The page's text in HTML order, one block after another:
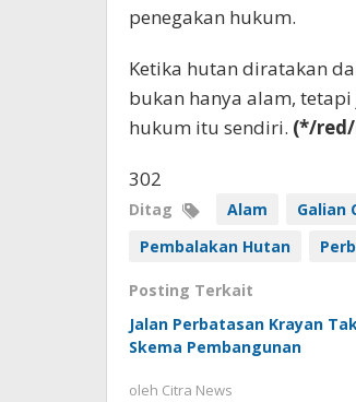
penegakan hukum.
Ketika hutan diratakan
bukan hanya alam,
hukum itu sendiri. (*/
302
Ditag Alam Galian
Pembalakan Hutan
Posting Terkait
Jalan Perbatasan Krayan
Skema Pembangunan
oleh Citra News